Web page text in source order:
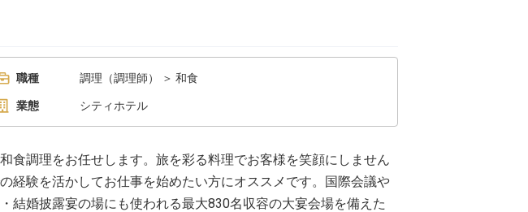
職種 調理（調理師） ＞ 和食
業態 シティホテル
食調理をお任せします。旅を彩る料理でお客様を笑顔にしません
経験を活かしてお仕事を始めたい方にオススメです。国際会議や
結婚披露宴の場にも使われる最大830名収容の大宴会場を備えた